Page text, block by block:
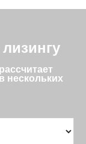
нескольких